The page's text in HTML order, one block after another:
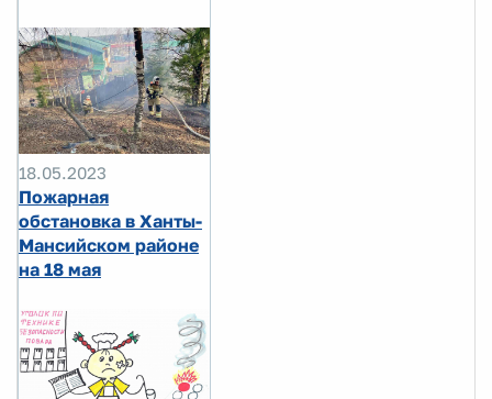
18.05.2023
Пожарная
обстановка в Ханты-
Мансийском районе
на 18 мая